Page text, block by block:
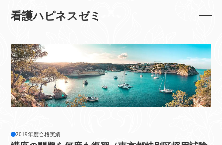
看護ハピネスゼミ
2019年度合格実績